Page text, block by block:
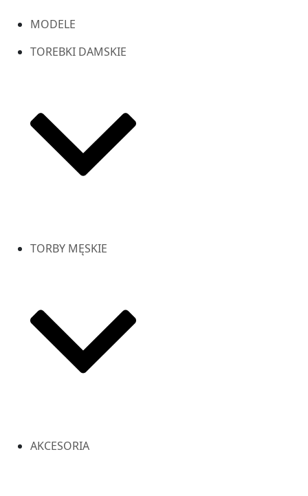
MODELE
TOREBKI DAMSKIE
TORBY MĘSKIE
AKCESORIA